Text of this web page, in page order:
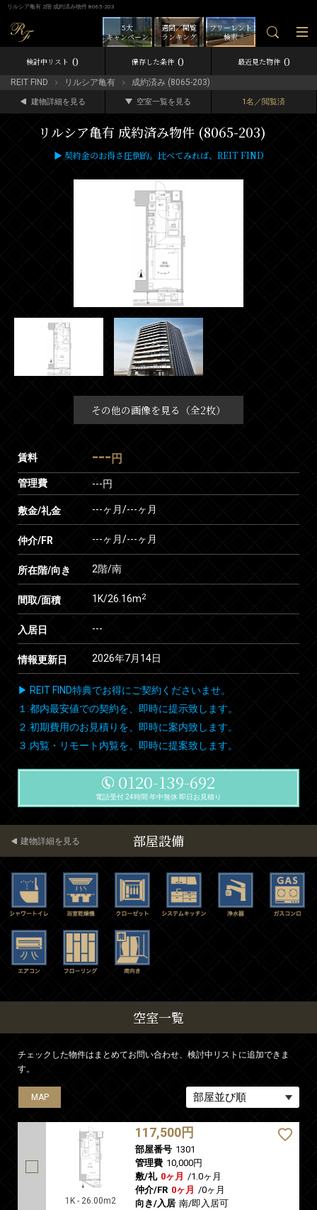
リルシア亀有 2階 成約済み物件 8065-203
フリーレント
検索
週間／閲覧
ランキング
5大
キャンペーン
検討中リスト 0 保存した条件 0 最近見た物件 0
REIT FIND リルシア亀有 成約済み (8065-203)
建物詳細を見る 空室一覧を見る 1名／閲覧済
リルシア亀有 成約済み物件 (8065-203)
▶ 契約金のお得さ圧倒的。比べてみれば、REIT FIND
その他の画像を見る（全2枚）
賃料 --- 円
管理費 ---円
敷金/礼金 ---ヶ月/---ヶ月
仲介/FR ---ヶ月/---ヶ月
所在階/向き 2階/南
間取/面積 1K/26.16m2
入居日 ---
情報更新日 2026年7月14日
▶ REIT FIND特典でお得にご契約くださいませ。
１.都内最安値での契約を、即時に提示致します。
２.初期費用のお見積りを、即時に案内致します。
３.内覧・リモート内覧を、即時に提案致します。
0120-139-692
電話受付 24時間 年中無休 即日お見積り
部屋設備
建物詳細を見る
空室一覧
チェックした物件はまとめてお問い合わせ、検討中リストに追加できま
す。
MAP
1K - 26.00m2
117,500円
部屋番号 1301
管理費 10,000円
敷/礼 0ヶ月 /1.0ヶ月
仲介/FR 0ヶ月 /0ヶ月
向き/入居 南/即入居可
MAP